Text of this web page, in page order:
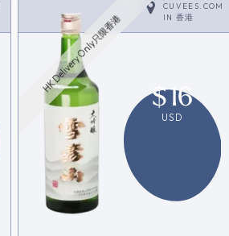
CUVEES.COM
IN香港
HK Delivery Only只限香港
$16
USD